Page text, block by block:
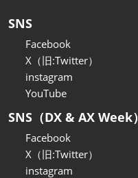
SNS
Facebook
X（旧:Twitter）
instagram
YouTube
SNS（DX & AX Week）
Facebook
X（旧:Twitter）
instagram